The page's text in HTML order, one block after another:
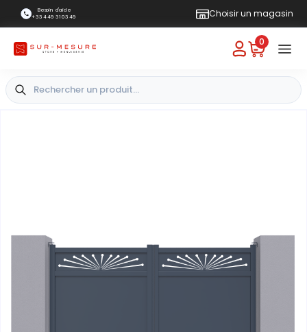
Besoin d'aide
+33 4 49 31 03 49
Choisir un magasin
0